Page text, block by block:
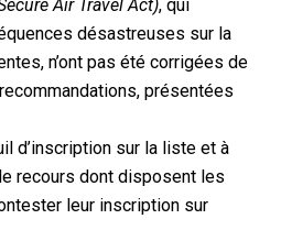
Air Travel Act), qui
désastreuses sur la
n’ont pas été corrigées de
présentées
d’inscription sur la liste et à
recours dont disposent les
leur inscription sur